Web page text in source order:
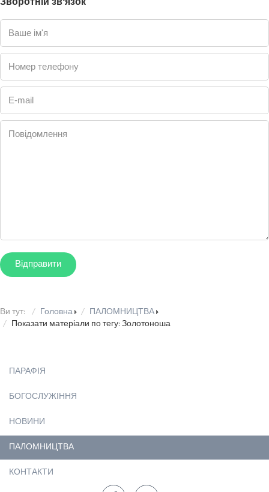
Ваше ім'я
Номер телефону
E-mail
Повідомлення
Ви тут: Головна
ПАЛОМНИЦТВА
Показати матеріали по тегу: Золотоноша
ПАРАФІЯ
БОГОСЛУЖІННЯ
НОВИНИ
ПАЛОМНИЦТВА
КОНТАКТИ